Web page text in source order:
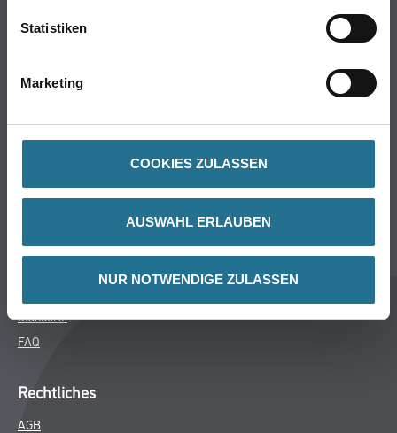
Statistiken
Marketing
COOKIES ZULASSEN
AUSWAHL ERLAUBEN
NUR NOTWENDIGE ZULASSEN
Putze- und Spachtelmassen
Wand- & Deckenbeläge
Winkler & Gräbner
Services
Standorte
FAQ
Rechtliches
AGB